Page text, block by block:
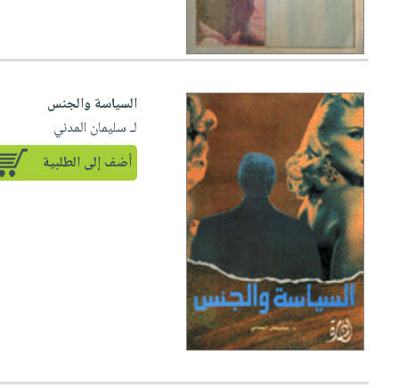
السياسة والجنس
لـ سليمان المدني
أضف إلى الطلبية